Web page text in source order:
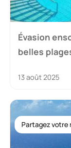
Évasion
belles
13 août 2025
Partagez votre